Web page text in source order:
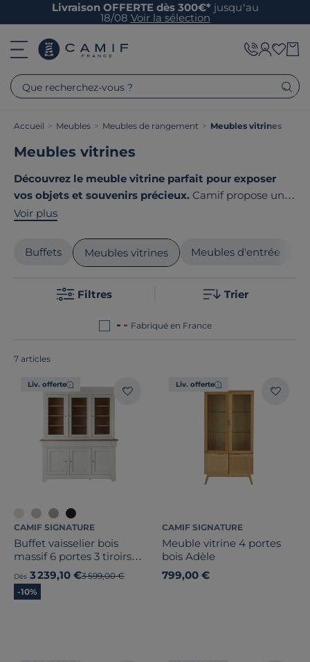
Livraison OFFERTE dès 300€* jusqu’au
18/08 Voir la sélection
Que recherchez-vous ?
Accueil > Meubles > Meubles de rangement > Meubles vitrines
Meubles vitrines
Découvrez le meuble vitrine parfait pour exposer
vos objets et souvenirs précieux. Camif propose une
large gamme de vitrines au design élégant, capables
contemporain ou terroir. Que vous optiez pour un
modèle en bois massif ou avec des finitions modernes,
vos besoins. Le point commun de nos produits ? Ils
Voir plus
Buffets Meubles vitrines Meubles d'entrée
Filtres Trier
Fabriqué en France
7 articles
Liv. offerte
CAMIF SIGNATURE
Buffet vaisselier bois
massif 6 portes 3 tiroirs
Embellie
Dès 3 239,10 €Ancien prix
3 599,00 €
-10%
Liv. offerte
CAMIF SIGNATURE
Meuble vitrine 4 portes
bois Adèle
799,00 €
Bois massif
Largeur
Type de porte
Nombre de tiroirs
Nombre de portes